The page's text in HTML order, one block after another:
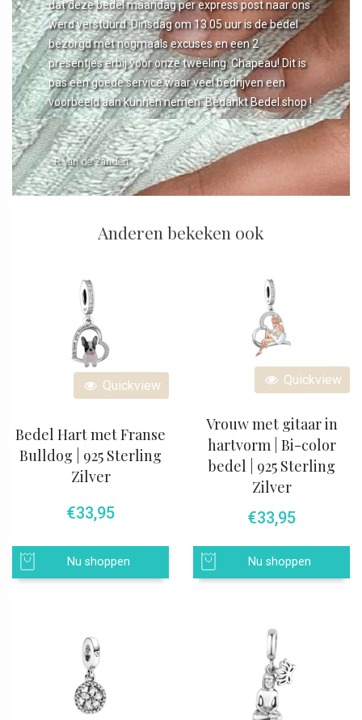
dat deze bedel maandag per express post naar ons
werd verstuurd. Dinsdag om 13.05 uur is de bedel
bezorgd met nogmaals excuses en een 2
presentjes erbij voor onze tweeling. Chapeau! Dit is
pas een goede service waar veel bedrijven een
voorbeeld aan kunnen nemen. Bedankt Bedel.shop !
- R van de Zanden
Anderen bekeken ook
Quickview
Bedel Hart met Franse
Bulldog | 925 Sterling
Zilver
€33,95
Nu shoppen
Quickview
Vrouw met gitaar in
hartvorm | Bi-color
bedel | 925 Sterling
Zilver
€33,95
Nu shoppen